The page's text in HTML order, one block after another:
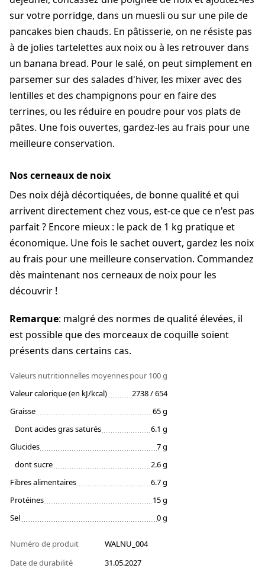
sur votre porridge, dans un muesli ou sur une pile de
pancakes bien chauds. En pâtisserie, on ne résiste pas
à de jolies tartelettes aux noix ou à les retrouver dans
un banana bread. Pour le salé, on peut simplement en
parsemer sur des salades d'hiver, les mixer avec des
lentilles et des champignons pour en faire des
terrines, ou les réduire en poudre pour vos plats de
pâtes. Une fois ouvertes, gardez-les au frais pour une
meilleure conservation.
Nos cerneaux de noix
Des noix déjà décortiquées, de bonne qualité et qui
arrivent directement chez vous, est-ce que ce n'est pas
parfait ? Encore mieux : le pack de 1 kg pratique et
économique. Une fois le sachet ouvert, gardez les noix
au frais pour une meilleure conservation. Commandez
dès maintenant nos cerneaux de noix pour les
découvrir !
Remarque: malgré des normes de qualité élevées, il
est possible que des morceaux de coquille soient
présents dans certains cas.
Valeurs nutritionnelles moyennespour 100 g
Valeur calorique (en kJ/kcal)
2738 / 654
Graisse
65 g
Dont acides gras saturés
6.1 g
Glucides
7 g
dont sucre
2.6 g
Fibres alimentaires
6.7 g
Protéines
15 g
Sel
0 g
Numéro de produit
WALNU_004
Date de durabilité
31.05.2027